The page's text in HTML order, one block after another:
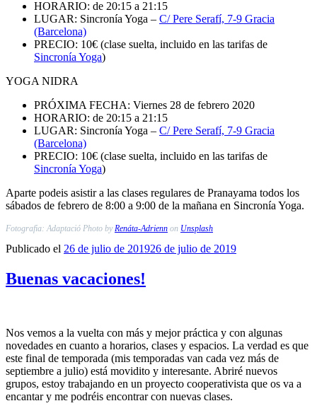
HORARIO: de 20:15 a 21:15
LUGAR: Sincronía Yoga – C/ Pere Serafí, 7-9 Gracia
(Barcelona)
PRECIO: 10€ (clase suelta, incluido en las tarifas de
Sincronía Yoga)
YOGA NIDRA
PRÓXIMA FECHA: Viernes 28 de febrero 2020
HORARIO: de 20:15 a 21:15
LUGAR: Sincronía Yoga – C/ Pere Serafí, 7-9 Gracia
(Barcelona)
PRECIO: 10€ (clase suelta, incluido en las tarifas de
Sincronía Yoga)
Aparte podeis asistir a las clases regulares de Pranayama todos los
sábados de febrero de 8:00 a 9:00 de la mañana en Sincronía Yoga.
Fotografia: Adaptació Photo by Renáta-Adrienn on Unsplash
Publicado el 26 de julio de 201926 de julio de 2019
Buenas vacaciones!
Nos vemos a la vuelta con más y mejor práctica y con algunas
novedades en cuanto a horarios, clases y espacios. La verdad es que
este final de temporada (mis temporadas van cada vez más de
septiembre a julio) está movidito y interesante. Abriré nuevos
grupos, estoy trabajando en un proyecto cooperativista que os va a
encantar y me podréis encontrar con nuevas clases.